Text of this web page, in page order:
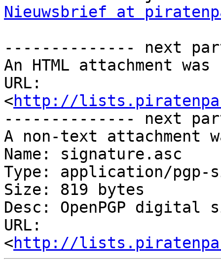
Nieuwsbrief at
-------------- next
An HTML attachment
URL:
<http://
-------------- next
A non-text attachment
Name: signature.asc
Type: application/pgp-
Size: 819 bytes
Desc: OpenPGP digital
URL:
<http://